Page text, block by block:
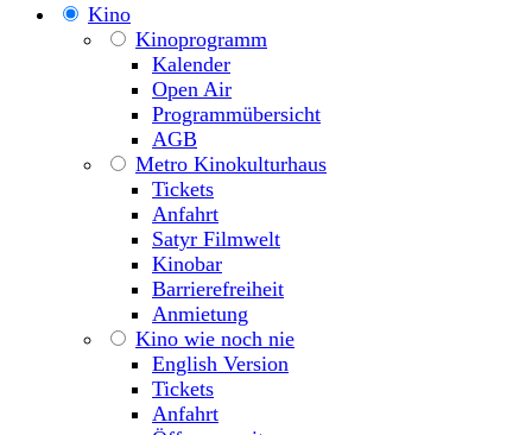
Kino
Kinoprogramm
Kalender
Open Air
Programmübersicht
AGB
Metro Kinokulturhaus
Tickets
Anfahrt
Satyr Filmwelt
Kinobar
Barrierefreiheit
Anmietung
Kino wie noch nie
English Version
Tickets
Anfahrt